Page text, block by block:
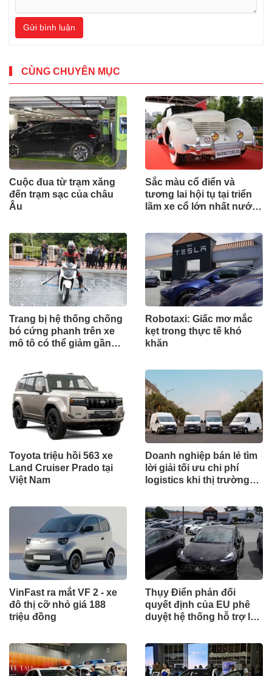
Gửi bình luận
CÙNG CHUYÊN MỤC
Cuộc đua từ trạm xăng
đến trạm sạc của châu
Âu
Sắc màu cổ điển và
tương lai hội tụ tại triển
lãm xe cổ lớn nhất nước
Trang bị hệ thống chống
bó cứng phanh trên xe
mô tô có thể giảm gần
Robotaxi: Giấc mơ mắc
kẹt trong thực tế khó
khăn
Toyota triệu hồi 563 xe
Land Cruiser Prado tại
Việt Nam
Doanh nghiệp bán lẻ tìm
lời giải tối ưu chi phí
logistics khi thị trường
VinFast ra mắt VF 2 - xe
đô thị cỡ nhỏ giá 188
triệu đồng
Thụy Điển phản đối
quyết định của EU phê
duyệt hệ thống hỗ trợ lái